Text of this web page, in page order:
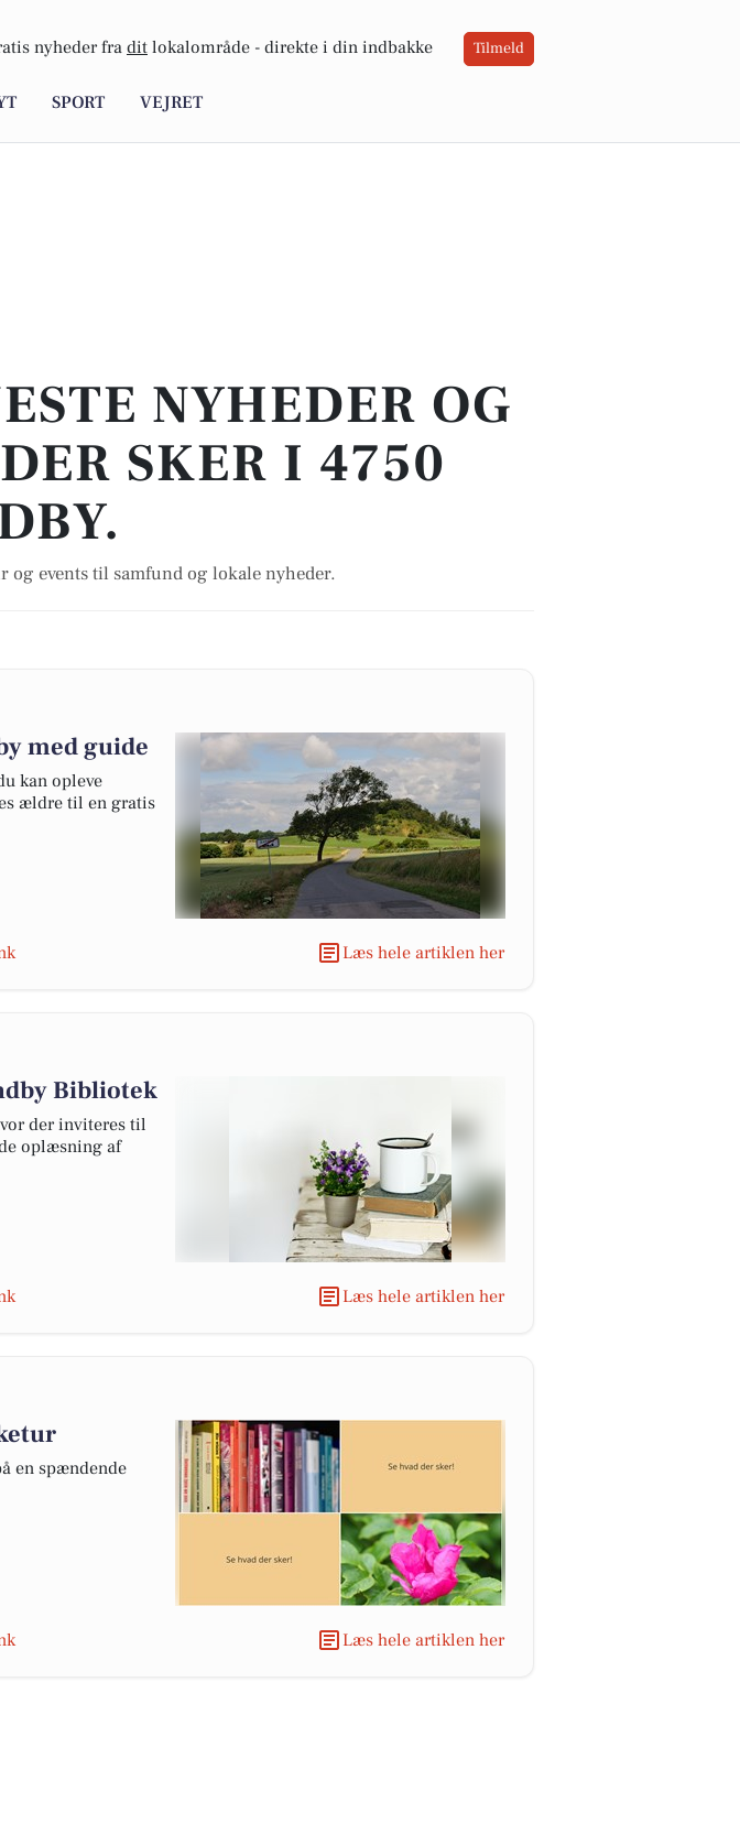
nyheder fra dit lokalområde - direkte i din indbakke Tilmeld
SPORT VEJRET
NYHEDER OG
SKER I 4750
og events til samfund og lokale nyheder.
med guide
kan opleve
ældre til en gratis
Læs hele artiklen her
Bibliotek
der inviteres til
oplæsning af
Læs hele artiklen her
en spændende
Læs hele artiklen her